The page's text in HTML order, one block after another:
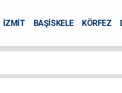
İZMİT BAŞİSKELE KÖRFEZ